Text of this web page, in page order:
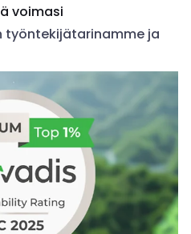
voimasi
työntekijätarinamme ja